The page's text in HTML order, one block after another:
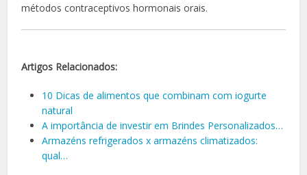
métodos contraceptivos hormonais orais.
Artigos Relacionados:
10 Dicas de alimentos que combinam com iogurte
natural
A importância de investir em Brindes Personalizados…
Armazéns refrigerados x armazéns climatizados:
qual…